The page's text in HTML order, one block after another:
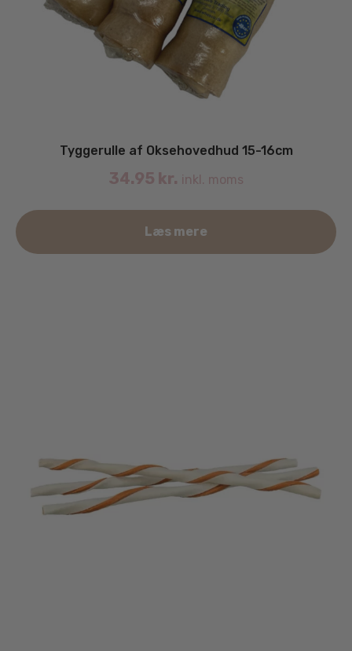
Tyggerulle af Oksehovedhud 15-16cm
34.95 kr. inkl. moms
Læs mere